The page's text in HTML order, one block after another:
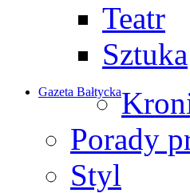
Teatr
Sztuka
Gazeta Bałtycka
Porady
Styl